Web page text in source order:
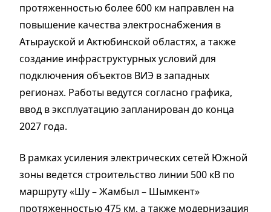
протяженностью более 600 км направлен на
повышение качества электроснабжения в
Атырауской и Актюбинской областях, а также
создание инфраструктурных условий для
подключения объектов ВИЭ в западных
регионах. Работы ведутся согласно графика,
ввод в эксплуатацию запланирован до конца
2027 года.
В рамках усиления электрических сетей Южной
зоны ведется строительство линии 500 кВ по
маршруту «Шу – Жамбыл – Шымкент»
протяженностью 475 км, а также модернизация